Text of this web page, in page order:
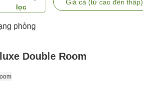
lọc
Giá cả (từ cao đến thấp)
phòng
Double Room